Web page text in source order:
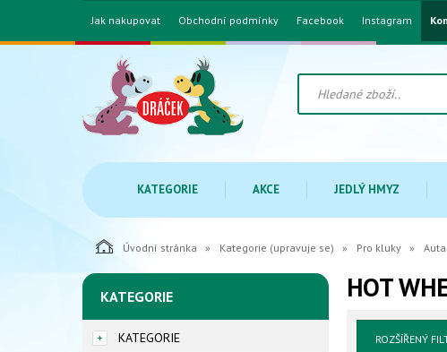
Jak nakupovat Obchodní podmínky Facebook Instagram
KATEGORIE AKCE JEDLÝ HMYZ
Úvodní stránka Kategorie (upravuje se) Pro kluky Auta
KATEGORIE
KATEGORIE
HOT
ROZŠÍŘENÝ